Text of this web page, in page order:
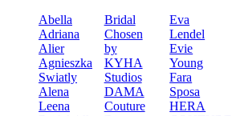
Abella
Adriana
Alier
Agnieszka
Swiatly
Alena
Leena
Bridal
Chosen
by
KYHA
Studios
DAMA
Couture
Eva
Lendel
Evie
Young
Fara
Sposa
HERA